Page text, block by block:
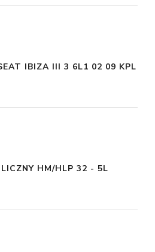
IBIZA III 3 6L1 02 09 KPL
HM/HLP 32 - 5L